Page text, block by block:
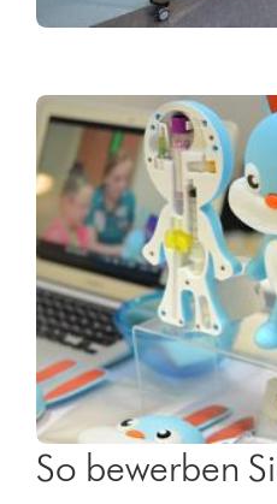
So bewerben